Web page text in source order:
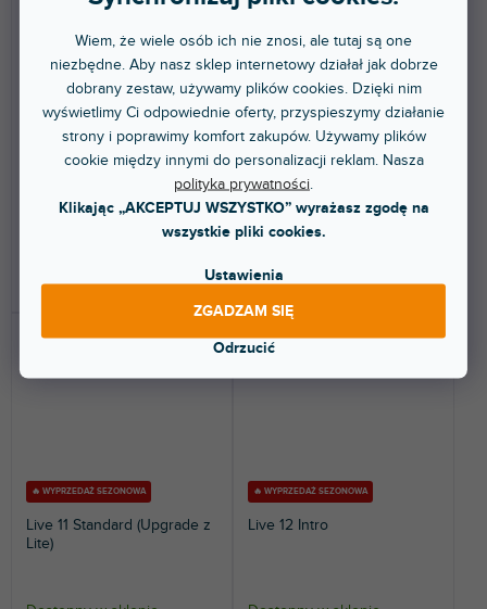
Wiem, że wiele osób ich nie znosi, ale tutaj są one
niezbędne. Aby nasz sklep internetowy działał jak dobrze
dobrany zestaw, używamy plików cookies. Dzięki nim
wyświetlimy Ci odpowiednie oferty, przyspieszymy działanie
strony i poprawimy komfort zakupów. Używamy plików
cookie między innymi do personalizacji reklam. Nasza
polityka prywatności
Klikając „AKCEPTUJ WSZYSTKO” wyrażasz zgodę na
wszystkie pliki cookies.
Ustawienia
Odrzucić
ZGADZAM SIĘ
Dostępny w sklepie
stacjonarnym
(2 szt)
DO KOSZYKA
Muzyczne oprogramowanie
DAW do produkcji na żywo i
pracy studyjnej. Licencja...
Signature Bundle
Dostępny w sklepie
stacjonarnym
(2 szt)
1 049 zł
DO KOSZYKA
Nowa wersja popularnego
oprogramowania DAW. Licencja
Image Line FL Studio 20...
🔥 WYPRZEDAŻ SEZONOWA
Live 11 Standard (Upgrade z
Lite)
🔥 WYPRZEDAŻ SEZONOWA
Live 12 Intro